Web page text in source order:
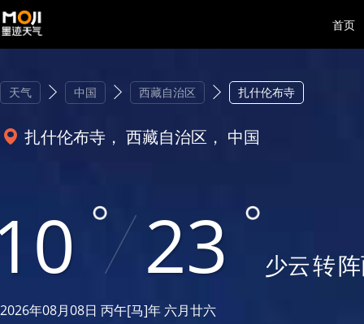
首页
天气 中国 西藏自治区 扎什伦布寺
扎什伦布寺， 西藏自治区， 中国
23 少云转
2026年08月08日 丙午[马]年 六月廿六